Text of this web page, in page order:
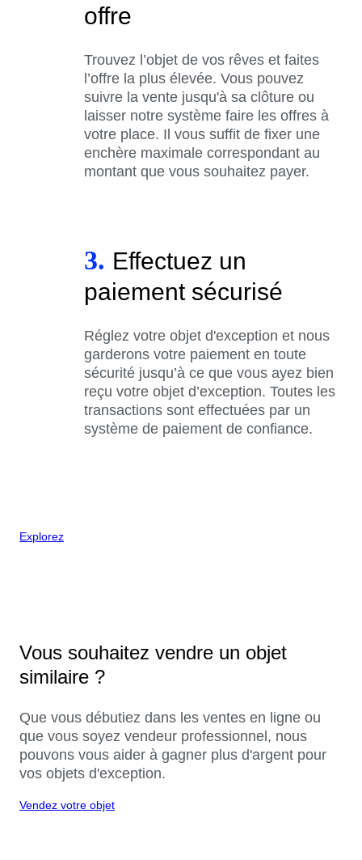
offre
Trouvez l’objet de vos rêves et faites
l’offre la plus élevée. Vous pouvez
suivre la vente jusqu'à sa clôture ou
laisser notre système faire les offres à
votre place. Il vous suffit de fixer une
enchère maximale correspondant au
montant que vous souhaitez payer.
3. Effectuez un
paiement sécurisé
Réglez votre objet d'exception et nous
garderons votre paiement en toute
sécurité jusqu’à ce que vous ayez bien
reçu votre objet d’exception. Toutes les
transactions sont effectuées par un
système de paiement de confiance.
Explorez
Vous souhaitez vendre un objet
similaire ?
Que vous débutiez dans les ventes en ligne ou
que vous soyez vendeur professionnel, nous
pouvons vous aider à gagner plus d'argent pour
vos objets d'exception.
Vendez votre objet